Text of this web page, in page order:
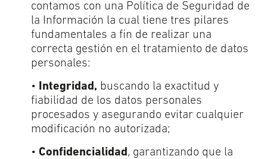
contamos con una Política de Seguridad de
la Información la cual tiene tres pilares
fundamentales a fin de realizar una
correcta gestión en el tratamiento de datos
personales:
• Integridad, buscando la exactitud y
fiabilidad de los datos personales
procesados y asegurando evitar cualquier
modificación no autorizada;
• Confidencialidad, garantizando que la